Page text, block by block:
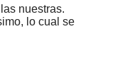
nuestras.
lo cual se